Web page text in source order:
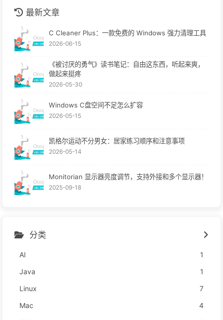
最新文章
C Cleaner Plus：一款免费的 Windows 强力清理工具
2026-06-15
《被讨厌的勇气》读书笔记：自由这东西，听起来爽，
做起来挺疼
2026-05-30
Windows C盘空间不足怎么扩容
2026-05-15
凯格尔运动不分男女：居家练习顺序和注意事项
2026-05-14
Monitorian 显示器亮度调节，支持外接和多个显示器！
2025-09-18
分类
AI
1
Java
1
Linux
7
Mac
4